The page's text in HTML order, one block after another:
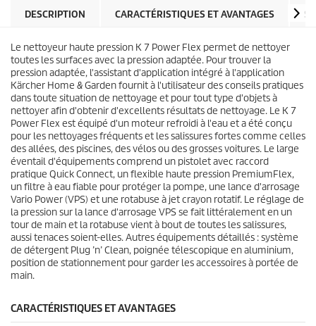
d
t
e
6
2
a
v
i
s
DESCRIPTION CARACTÉRISTIQUES ET AVANTAGES
Le nettoyeur haute pression K 7 Power Flex permet de nettoyer
toutes les surfaces avec la pression adaptée. Pour trouver la
pression adaptée, l'assistant d'application intégré à l'application
Kärcher Home & Garden fournit à l'utilisateur des conseils pratiques
dans toute situation de nettoyage et pour tout type d'objets à
nettoyer afin d'obtenir d'excellents résultats de nettoyage. Le K 7
Power Flex est équipé d'un moteur refroidi à l'eau et a été conçu
pour les nettoyages fréquents et les salissures fortes comme celles
des allées, des piscines, des vélos ou des grosses voitures. Le large
éventail d'équipements comprend un pistolet avec raccord
pratique Quick Connect, un flexible haute pression PremiumFlex,
un filtre à eau fiable pour protéger la pompe, une lance d'arrosage
Vario Power (VPS) et une rotabuse à jet crayon rotatif. Le réglage de
la pression sur la lance d'arrosage VPS se fait littéralement en un
tour de main et la rotabuse vient à bout de toutes les salissures,
aussi tenaces soient-elles. Autres équipements détaillés : système
de détergent Plug ’n’ Clean, poignée télescopique en aluminium,
position de stationnement pour garder les accessoires à portée de
main.
CARACTÉRISTIQUES ET AVANTAGES